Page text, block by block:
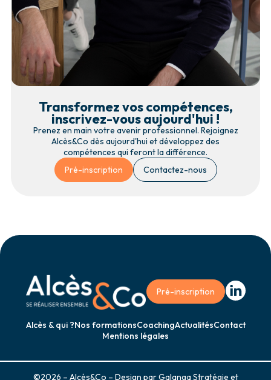
Transformez vos compétences,
inscrivez-vous aujourd'hui !
Prenez en main votre avenir professionnel. Rejoignez
Alcès&Co dès aujourd'hui et développez des
compétences qui feront la différence.
Pré-inscription
Contactez-nous
Retour à la page d'accueil
Pré-inscription
Visiter la
Alcès & qui ?Nos formationsCoachingActualitésContact
Mentions légales
©2026 – Alcès&Co – Design parGalanga Stratégie et